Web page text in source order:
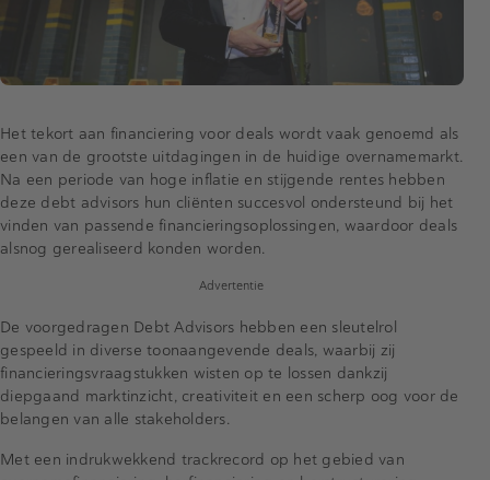
Het tekort aan financiering voor deals wordt vaak genoemd als
een van de grootste uitdagingen in de huidige overnamemarkt.
Na een periode van hoge inflatie en stijgende rentes hebben
deze debt advisors hun cliënten succesvol ondersteund bij het
vinden van passende financieringsoplossingen, waardoor deals
alsnog gerealiseerd konden worden.
Advertentie
De voorgedragen Debt Advisors hebben een sleutelrol
gespeeld in diverse toonaangevende deals, waarbij zij
financieringsvraagstukken wisten op te lossen dankzij
diepgaand marktinzicht, creativiteit en een scherp oog voor de
belangen van alle stakeholders.
Met een indrukwekkend trackrecord op het gebied van